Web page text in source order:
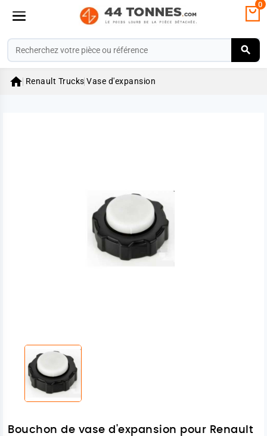
0
 Renault Trucks Vase d'expansion
Bouchon de vase d'expansion pour Renault